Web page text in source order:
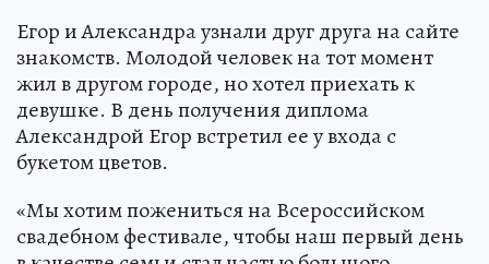
Егор и Александра узнали друг друга на сайте
знакомств. Молодой человек на тот момент
жил в другом городе, но хотел приехать к
девушке. В день получения диплома
Александрой Егор встретил ее у входа с
букетом цветов.
«Мы хотим пожениться на Всероссийском
свадебном фестивале, чтобы наш первый день